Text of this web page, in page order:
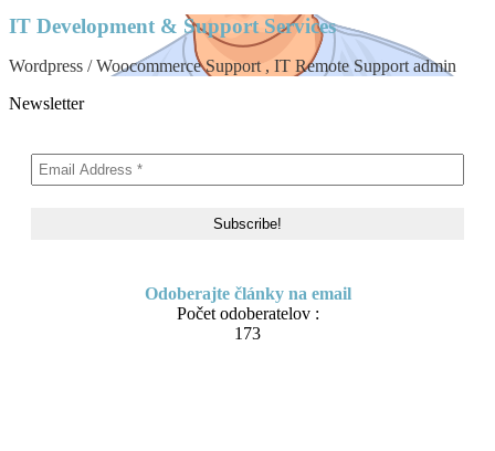
IT Development & Support Services
Wordpress / Woocommerce Support , IT Remote Support admin
Newsletter
Odoberajte články na email
Počet odoberatelov :
173